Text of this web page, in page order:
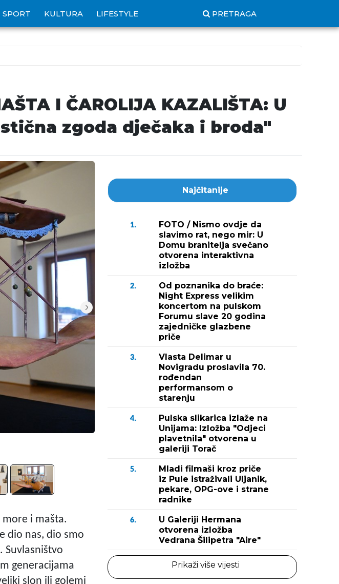
SPORT KULTURA LIFESTYLE PRETRAGA
I ČAROLIJA KAZALIŠTA: U
zgoda dječaka i broda"
Fotografija 2 /
more i mašta.
dio nas, dio smo
Suvlasništvo
generacijama
slon ili golemi
Najčitanije
1.
FOTO / Nismo ovdje da
slavimo rat, nego mir: U
Domu branitelja svečano
otvorena interaktivna
izložba
2.
Od poznanika do braće:
Night Express velikim
koncertom na pulskom
Forumu slave 20 godina
zajedničke glazbene
priče
3.
Vlasta Delimar u
Novigradu proslavila 70.
rođendan
performansom o
starenju
4.
Pulska slikarica izlaže na
Unijama: Izložba "Odjeci
plavetnila" otvorena u
galeriji Torač
5.
Mladi filmaši kroz priče
iz Pule istraživali Uljanik,
pekare, OPG-ove i strane
radnike
6.
U Galeriji Hermana
otvorena izložba
Vedrana Šilipetra "Aire"
Prikaži više vijesti